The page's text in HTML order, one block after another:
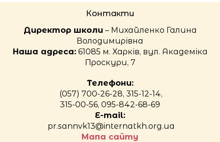
Контакти
Директор школи – Михайленко Галина
Володимирівна
Наша адреса:61085 м. Харків, вул. Академіка
Проскури, 7
Телефони:
(057) 700-26-28, 315-12-14,
315-00-56, 095-842-68-69
E-mail:
pr.sannvk13@internatkh.org.ua
Мапа сайту